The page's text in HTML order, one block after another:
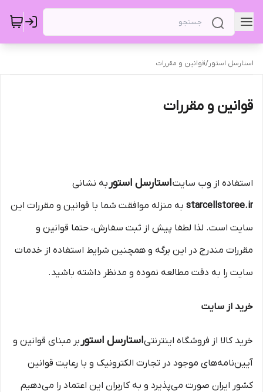
استارسل استور/قوانین و مقررات
قوانین و مقررات
استفاده از وب سایتاستارسل استور به نشانی
starcellstoree.ir به منزله موافقت شما با قوانین و مقررات این
سایت است. لذا لطفا پیش از ثبت سفارش، حتما قوانین و
مقررات مندرج در این برگه و همچنین شرایط استفاده از خدمات
سایت را به دقت مطالعه نموده و مدنظر داشته باشید.
خرید از سایت
خرید کالا از فروشگاه اینترنتیاستارسل استور بر مبنای قوانین و
آیین‌نامه‌های موجود در تجارت الکترونیک و با رعایت قوانین
کشور ایران صورت می‌پذیرد و به کاربران این اعتماد را می‌دهیم